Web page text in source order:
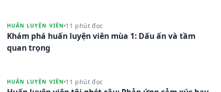
HUẤN LUYỆN VIÊN 11 phút đọc
Khám phá huấn luyện viên mùa 1: Dấu ấn và tầm
quan trọng
HUẤN LUYỆN VIÊN 11 phút đọc